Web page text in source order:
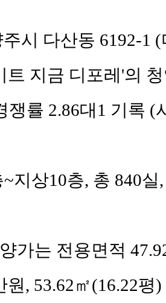
시 다산동 6192-1
트 지금 디포레'의
쟁률 2.86대1 기록
~지상10층, 총 840
양가는 전용면적
원, 53.62㎡(16.22평